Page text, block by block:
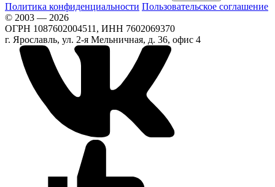
Политика конфиденциальности Пользовательское соглашение
© 2003 — 2026
ОГРН 1087602004511, ИНН 7602069370
г. Ярославль, ул. 2-я Мельничная, д. 36, офис 4